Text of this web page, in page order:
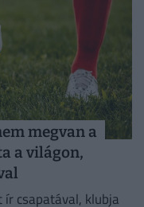
megvan a
a világon,
csapatával, klubja